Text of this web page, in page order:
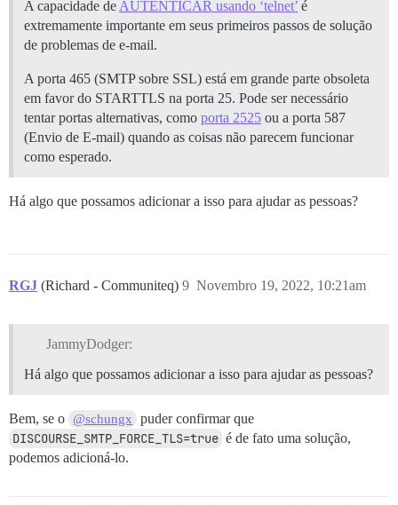
A capacidade de AUTENTICAR usando ‘telnet’ é
extremamente importante em seus primeiros passos de solução
de problemas de e-mail.
A porta 465 (SMTP sobre SSL) está em grande parte obsoleta
em favor do STARTTLS na porta 25. Pode ser necessário
tentar portas alternativas, como porta 2525 ou a porta 587
(Envio de E-mail) quando as coisas não parecem funcionar
como esperado.
Há algo que possamos adicionar a isso para ajudar as pessoas?
RGJ (Richard - Communiteq) Novembro 19, 2022, 10:21am
9
JammyDodger:
Há algo que possamos adicionar a isso para ajudar as pessoas?
Bem, se o @schungx puder confirmar que
DISCOURSE_SMTP_FORCE_TLS=true é de fato uma solução,
podemos adicioná-lo.